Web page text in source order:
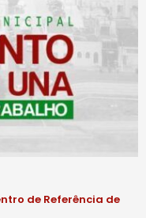
de Referência de